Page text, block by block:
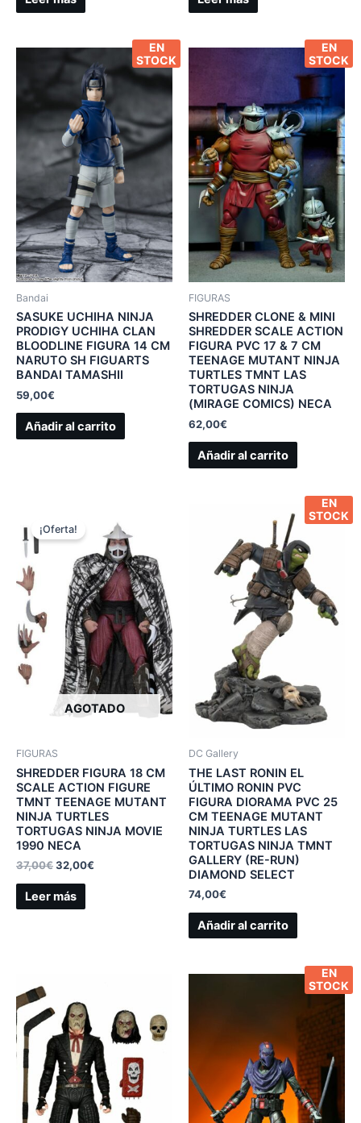
EN
STOCK
Bandai
SASUKE UCHIHA NINJA
PRODIGY UCHIHA CLAN
BLOODLINE FIGURA 14 CM
NARUTO SH FIGUARTS
BANDAI TAMASHII
59,00€
Añadir al carrito
EN
STOCK
FIGURAS
SHREDDER CLONE & MINI
SHREDDER SCALE ACTION
FIGURA PVC 17 & 7 CM
TEENAGE MUTANT NINJA
TURTLES TMNT LAS
TORTUGAS NINJA
(MIRAGE COMICS) NECA
62,00€
Añadir al carrito
AGOTADO
¡Oferta!
FIGURAS
SHREDDER FIGURA 18 CM
SCALE ACTION FIGURE
TMNT TEENAGE MUTANT
NINJA TURTLES
TORTUGAS NINJA MOVIE
1990 NECA
37,00€32,00€
Leer más
EN
STOCK
DC Gallery
THE LAST RONIN EL
ÚLTIMO RONIN PVC
FIGURA DIORAMA PVC 25
CM TEENAGE MUTANT
NINJA TURTLES LAS
TORTUGAS NINJA TMNT
GALLERY (RE-RUN)
DIAMOND SELECT
74,00€
Añadir al carrito
EN
STOCK